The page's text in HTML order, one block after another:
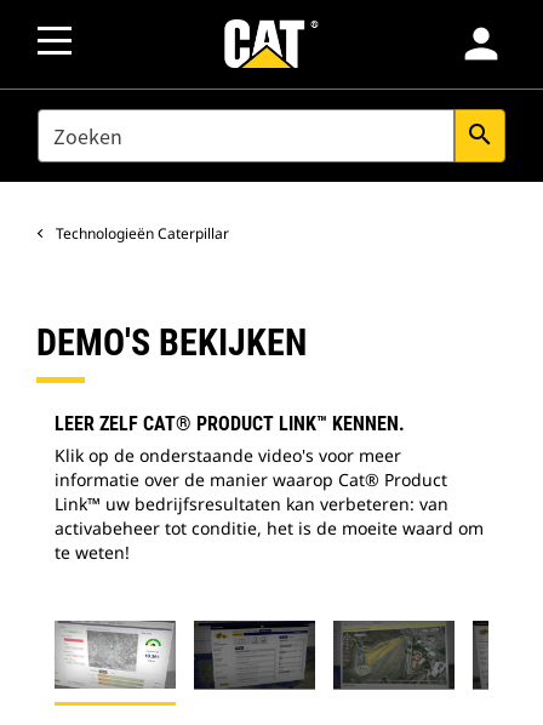
person
SEARCH search
Technologieën Caterpillar
DEMO'S BEKIJKEN
LEER ZELF CAT® PRODUCT LINK™ KENNEN.
Klik op de onderstaande video's voor meer
informatie over de manier waarop Cat® Product
Link™ uw bedrijfsresultaten kan verbeteren: van
activabeheer tot conditie, het is de moeite waard om
te weten!